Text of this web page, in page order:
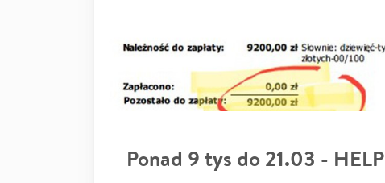
Ponad 9 tys do 21.03 - HELP